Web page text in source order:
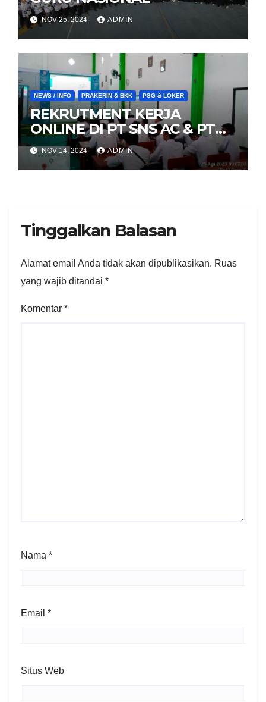
NOV 25, 2024 ADMIN
NEWS / INFO PRAKERIN & BKK PSG & LOKER
REKRUTMENT KERJA
ONLINE DI PT SNS AC & PT
DHARMA POLIPLAST
(KATEGORI: REKRUTMENT
KERJA)
NOV 14, 2024 ADMIN
Tinggalkan Balasan
Alamat email Anda tidak akan dipublikasikan. Ruas
yang wajib ditandai *
Komentar *
Nama *
Email *
Situs Web